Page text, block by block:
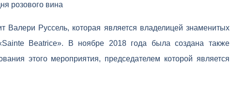
розового вина
Валери Руссель, которая является владелицей знаменитых
Beatrice». В ноябре 2018 года была создана также
этого мероприятия, председателем которой является